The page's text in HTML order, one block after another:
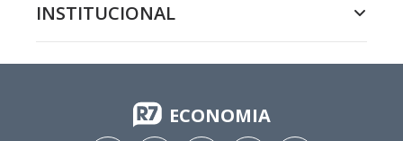
INSTITUCIONAL
ECONOMIA